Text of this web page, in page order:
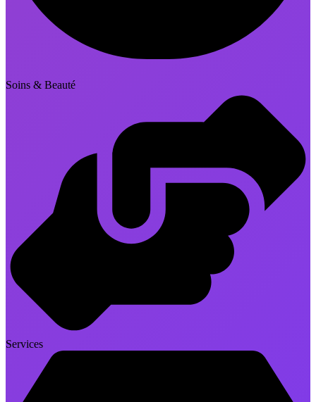
Soins & Beauté
Services